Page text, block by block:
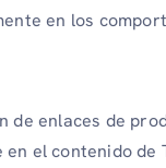
en los
de enlaces de
el contenido de